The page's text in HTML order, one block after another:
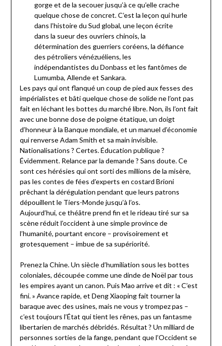
gorge et de la secouer jusqu’à ce qu’elle crache
quelque chose de concret. C’est la leçon qui hurle
dans l’histoire du Sud global, une leçon écrite
dans la sueur des ouvriers chinois, la
détermination des guerriers coréens, la défiance
des pétroliers vénézuéliens, les
indépendantistes du Donbass et les fantômes de
Lumumba, Allende et Sankara.
Les pays qui ont flanqué un coup de pied aux fesses des
impérialistes et bâti quelque chose de solide ne l’ont pas
fait en léchant les bottes du marché libre. Non, ils l’ont fait
avec une bonne dose de poigne étatique, un doigt
d’honneur à la Banque mondiale, et un manuel d’économie
qui renverse Adam Smith et sa main invisible.
Nationalisations ? Certes. Éducation publique ?
Évidemment. Relance par la demande ? Sans doute. Ce
sont ces hérésies qui ont sorti des millions de la misère,
pas les contes de fées d’experts en costard Brioni
prêchant la dérégulation pendant que leurs patrons
dépouillent le Tiers-Monde jusqu’à l’os.
Aujourd’hui, ce théâtre prend fin et le rideau tiré sur sa
scène réduit l’occident à une simple province de
l’humanité, pourtant encore – provisoirement et
grotesquement – imbue de sa supériorité.
Prenez la Chine. Un siècle d’humiliation sous les bottes
coloniales, découpée comme une dinde de Noël par tous
les empires ayant un canon. Puis Mao arrive et dit : « C’est
fini. » Avance rapide, et Deng Xiaoping fait tourner la
baraque avec des usines, mais ne vous y trompez pas –
c’est toujours l’État qui tient les rênes, pas un fantasme
libertarien de marchés débridés. Résultat ? Un milliard de
personnes sorties de la fange, pendant que l’Occident se